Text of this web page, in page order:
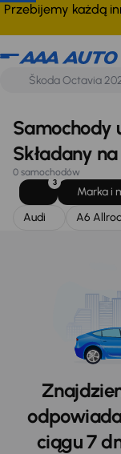
Przebijemy każdą
Audi A6 Allroad
Samochody
Składany
0 samochodów
3
Marka i
Audi
A6
ciągu 7